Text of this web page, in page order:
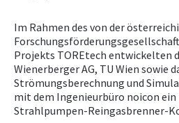
Im Rahmen des von der
Projekts TOREtech entwickelten
Wienerberger AG, TU Wien sowie
Strömungsberechnung und
mit dem Ingenieurbüro noicon ein
Strahlpumpen-Reingasbrenner-